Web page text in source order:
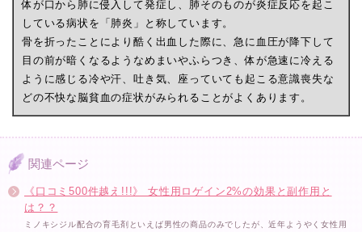
体が口から肺に侵入して発症し、肺そのものが炎症反応を起こ
している病状を「肺炎」と称しています。
骨を折ったことにより酷く出血した際に、急に血圧が降下して
目の前が暗くなるようなめまいやふらつき、体が急速に冷える
ように感じる冷や汗、吐き気、座っていても起こる意識喪失な
どの不快な脳貧血の症状がみられることがよくあります。
関連ページ
《口コミ500件越え!!!》 女性用ロゲイン2%の効果と副作用と
は？？
ミノキシジル配合の育毛剤といえば男性の商品のみでしたが、近年ようやく女性用